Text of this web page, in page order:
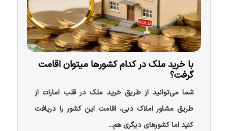
با خرید ملک در کدام کشورها میتوان اقامت
گرفت؟
شما می‌توانید از طریق خرید ملک در قلب امارات از
طریق مشاور املاک دبی، اقامت این کشور را دریافت
کنید اما کشورهای دیگری هم...